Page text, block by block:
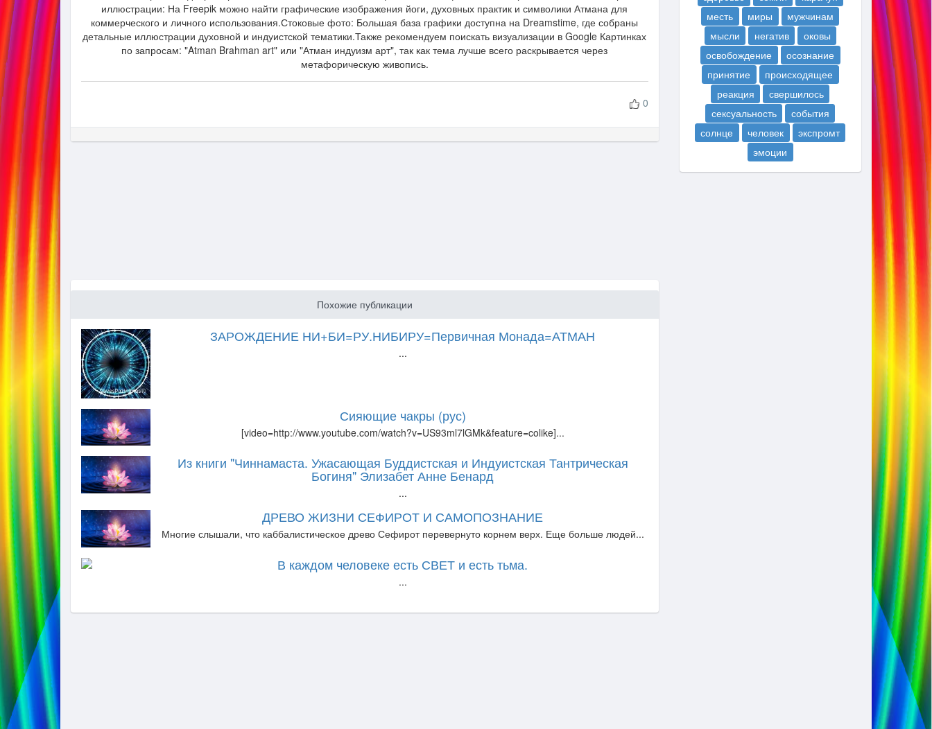
иллюстрации: На Freepik можно найти графические изображения йоги, духовных практик и символики Атмана для
коммерческого и личного использования.Стоковые фото: Большая база графики доступна на Dreamstime, где собраны
детальные иллюстрации духовной и индуистской тематики.Также рекомендуем поискать визуализации в Google Картинках
по запросам: "Atman Brahman art" или "Атман индуизм арт", так как тема лучше всего раскрывается через
метафорическую живопись.
0
Похожие публикации
ЗАРОЖДЕНИЕ НИ+БИ=РУ.НИБИРУ=Первичная Монада=АТМАН
...
Сияющие чакры (рус)
[video=http://www.youtube.com/watch?v=US93ml7lGMk&feature=colike]...
Из книги "Чиннамаста. Ужасающая Буддистская и Индуистская Тантрическая
Богиня" Элизабет Анне Бенард
...
ДРЕВО ЖИЗНИ СЕФИРОТ И САМОПОЗНАНИЕ
Многие слышали, что каббалистическое древо Сефирот перевернуто корнем верх. Еще больше людей...
В каждом человеке есть СВЕТ и есть тьма.
...
месть
миры
мужчинам
мысли
негатив
оковы
освобождение
осознание
принятие
происходящее
реакция
свершилось
сексуальность
события
солнце
человек
экспромт
эмоции